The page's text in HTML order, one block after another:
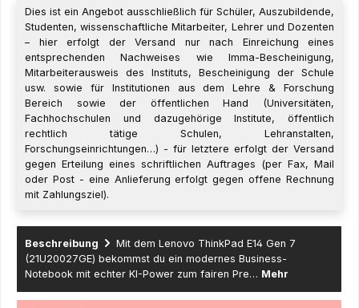
Dies ist ein Angebot ausschließlich für Schüler, Auszubildende,
Studenten, wissenschaftliche Mitarbeiter, Lehrer und Dozenten
– hier erfolgt der Versand nur nach Einreichung eines
entsprechenden Nachweises wie Imma-Bescheinigung,
Mitarbeiterausweis des Instituts, Bescheinigung der Schule
usw. sowie für Institutionen aus dem Lehre & Forschung
Bereich sowie der öffentlichen Hand (Universitäten,
Fachhochschulen und dazugehörige Institute, öffentlich
rechtlich tätige Schulen, Lehranstalten,
Forschungseinrichtungen…) - für letztere erfolgt der Versand
gegen Erteilung eines schriftlichen Auftrages (per Fax, Mail
oder Post - eine Anlieferung erfolgt gegen offene Rechnung
mit Zahlungsziel).
Beschreibung
Mit dem Lenovo ThinkPad E14 Gen 7
(21U20027GE) bekommst du ein modernes Business-
Notebook mit echter KI-Power zum fairen Pre… Mehr